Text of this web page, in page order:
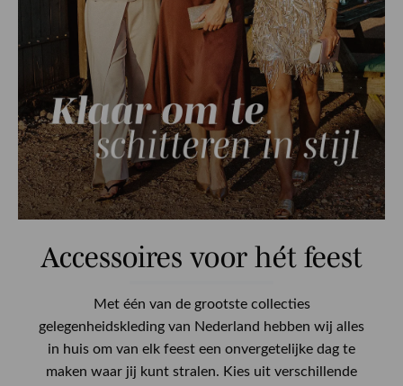
Accessoires voor hét feest
Met één van de grootste collecties
gelegenheidskleding van Nederland hebben wij alles
in huis om van elk feest een onvergetelijke dag te
maken waar jij kunt stralen. Kies uit verschillende